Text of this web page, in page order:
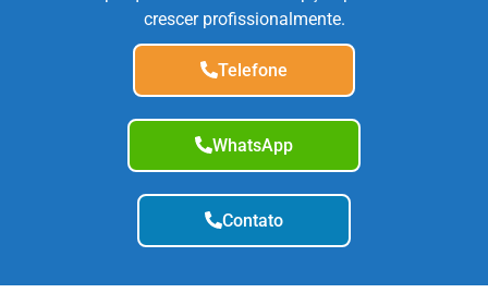
crescer profissionalmente.
Telefone
WhatsApp
Contato